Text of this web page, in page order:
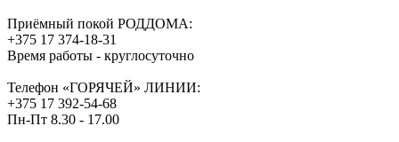
Приёмный покой РОДДОМА:
+375 17 374-18-31
Время работы - круглосуточно
Телефон «ГОРЯЧЕЙ» ЛИНИИ:
+375 17 392-54-68
Пн-Пт 8.30 - 17.00